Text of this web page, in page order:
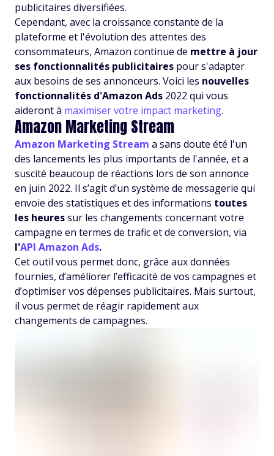
publicitaires diversifiées.
Cependant, avec la croissance constante de la
plateforme et l'évolution des attentes des
consommateurs, Amazon continue de mettre à jour
ses fonctionnalités publicitaires pour s'adapter
aux besoins de ses annonceurs. Voici les nouvelles
fonctionnalités d'Amazon Ads 2022 qui vous
aideront à maximiser votre impact marketing.
Amazon Marketing Stream
Amazon Marketing Stream a sans doute été l'un
des lancements les plus importants de l'année, et a
suscité beaucoup de réactions lors de son annonce
en juin 2022. Il s’agit d’un système de messagerie qui
envoie des statistiques et des informations toutes
les heuressur les changements concernant votre
campagne en termes de trafic et de conversion, via
l'API Amazon Ads.
Cet outil vous permet donc, grâce aux données
fournies, d’améliorer l’efficacité de vos campagnes et
d’optimiser vos dépenses publicitaires. Mais surtout,
il vous permet de réagir rapidement aux
changements de campagnes.